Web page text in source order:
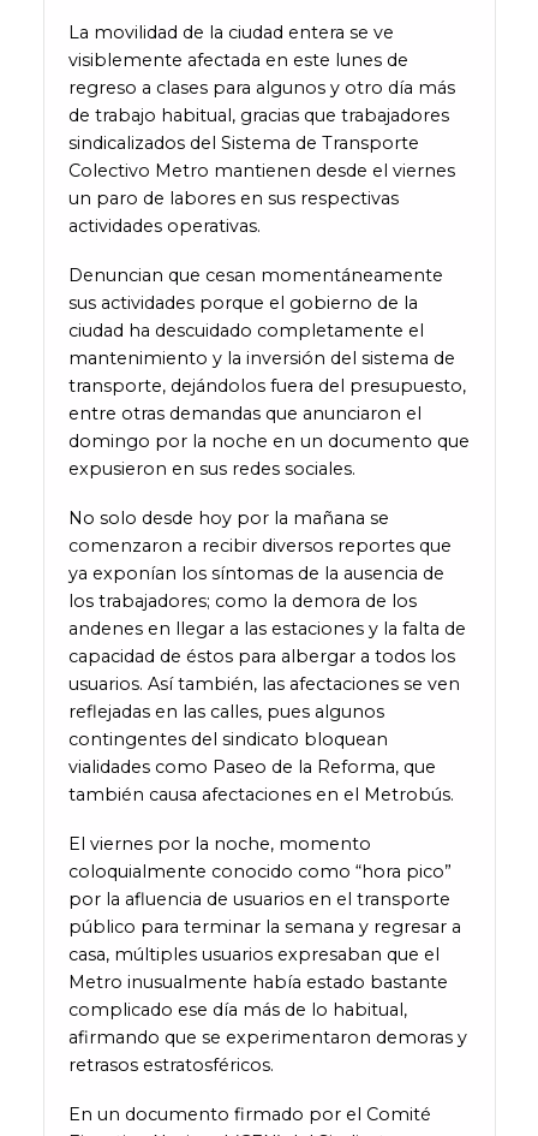
La movilidad de la ciudad entera se ve
visiblemente afectada en este lunes de
regreso a clases para algunos y otro día más
de trabajo habitual, gracias que trabajadores
sindicalizados del Sistema de Transporte
Colectivo Metro mantienen desde el viernes
un paro de labores en sus respectivas
actividades operativas.
Denuncian que cesan momentáneamente
sus actividades porque el gobierno de la
ciudad ha descuidado completamente el
mantenimiento y la inversión del sistema de
transporte, dejándolos fuera del presupuesto,
entre otras demandas que anunciaron el
domingo por la noche en un documento que
expusieron en sus redes sociales.
No solo desde hoy por la mañana se
comenzaron a recibir diversos reportes que
ya exponían los síntomas de la ausencia de
los trabajadores; como la demora de los
andenes en llegar a las estaciones y la falta de
capacidad de éstos para albergar a todos los
usuarios. Así también, las afectaciones se ven
reflejadas en las calles, pues algunos
contingentes del sindicato bloquean
vialidades como Paseo de la Reforma, que
también causa afectaciones en el Metrobús.
El viernes por la noche, momento
coloquialmente conocido como “hora pico”
por la afluencia de usuarios en el transporte
público para terminar la semana y regresar a
casa, múltiples usuarios expresaban que el
Metro inusualmente había estado bastante
complicado ese día más de lo habitual,
afirmando que se experimentaron demoras y
retrasos estratosféricos.
En un documento firmado por el Comité